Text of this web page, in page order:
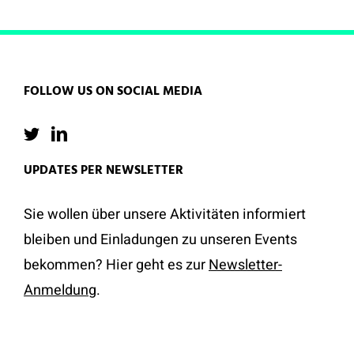
FOLLOW US ON SOCIAL MEDIA
UPDATES PER NEWSLETTER
Sie wollen über unsere Aktivitäten informiert
bleiben und Einladungen zu unseren Events
bekommen? Hier geht es zurNewsletter-
Anmeldung.